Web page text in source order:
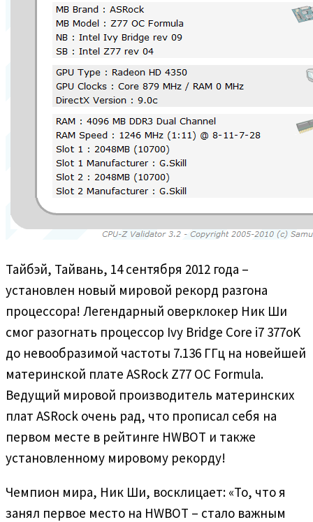
Тайбэй, Тайвань, 14 сентября 2012 года –
установлен новый мировой рекорд разгона
процессора! Легендарный оверклокер Ник Ши
смог разогнать процессор Ivy Bridge Core i7 377oK
до невообразимой частоты 7.136 ГГц на новейшей
материнской плате ASRock Z77 OC Formula.
Ведущий мировой производитель материнских
плат ASRock очень рад, что прописал себя на
первом месте в рейтинге HWBOT и также
установленному мировому рекорду!
Чемпион мира, Ник Ши, восклицает: «То, что я
занял первое место на HWBOT – стало важным